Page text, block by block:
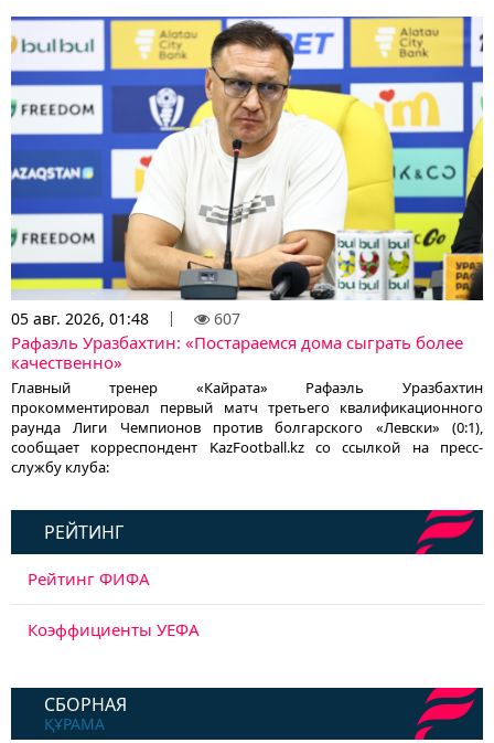
05 авг. 2026, 01:48 607
Рафаэль Уразбахтин: «Постараемся дома сыграть более
качественно»
Главный тренер «Кайрата» Рафаэль Уразбахтин
прокомментировал первый матч третьего квалификационного
раунда Лиги Чемпионов против болгарского «Левски» (0:1),
сообщает корреспондент KazFootball.kz со ссылкой на пресс-
службу клуба:
РЕЙТИНГ
Рейтинг ФИФА
Коэффициенты УЕФА
СБОРНАЯ
ҚҰРАМА